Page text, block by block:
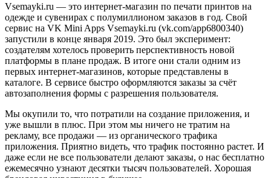
Vsemayki.ru — это интернет-магазин по печати принтов на
одежде и сувенирах с полумиллионом заказов в год. Свой
сервис на VK Mini Apps Vsemayki.ru (vk.com/app6800340)
запустили в конце января 2019. Это был эксперимент:
создателям хотелось проверить перспективность новой
платформы в плане продаж. В итоге они стали одним из
первых интернет-магазинов, которые представлены в
каталоге. В сервисе быстро оформляются заказы за счёт
автозаполнения формы с разрешения пользователя.
Мы окупили то, что потратили на создание приложения, и
уже вышли в плюс. При этом мы ничего не тратим на
рекламу, все продажи — из органического трафика
приложения. Приятно видеть, что трафик постоянно растет. И
даже если не все пользователи делают заказы, о нас бесплатно
ежемесячно узнают десятки тысяч пользователей. Хорошая